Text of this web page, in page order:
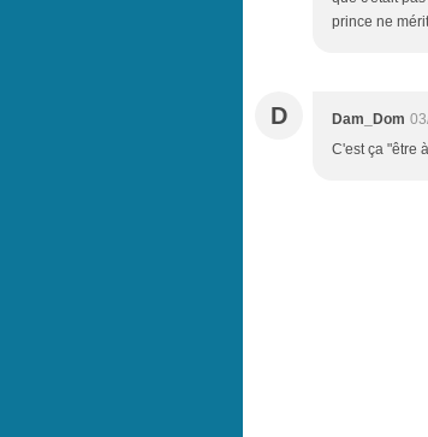
prince ne
D Dam_Dom
C'est ça "être